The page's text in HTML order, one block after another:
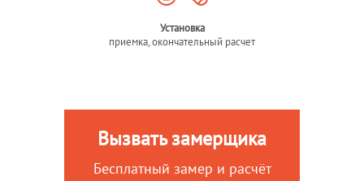
Установка
приемка, окончательный расчет
Вызвать замерщика
Бесплатный замер и расчёт